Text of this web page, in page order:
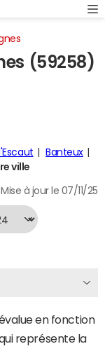
(59258)
Banteux
ville
Mise à jour le 07/11/25
en fonction
représente la